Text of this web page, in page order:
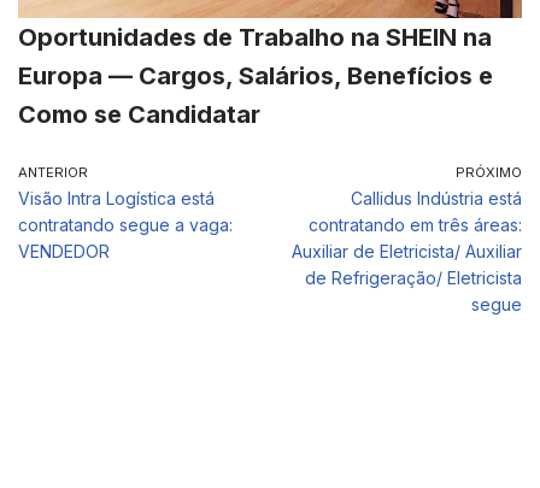
Oportunidades de Trabalho na SHEIN na
Europa — Cargos, Salários, Benefícios e
Como se Candidatar
ANTERIOR
Visão Intra Logística está
contratando segue a vaga:
VENDEDOR
PRÓXIMO
Callidus Indústria está
contratando em três áreas:
Auxiliar de Eletricista/ Auxiliar
de Refrigeração/ Eletricista
segue